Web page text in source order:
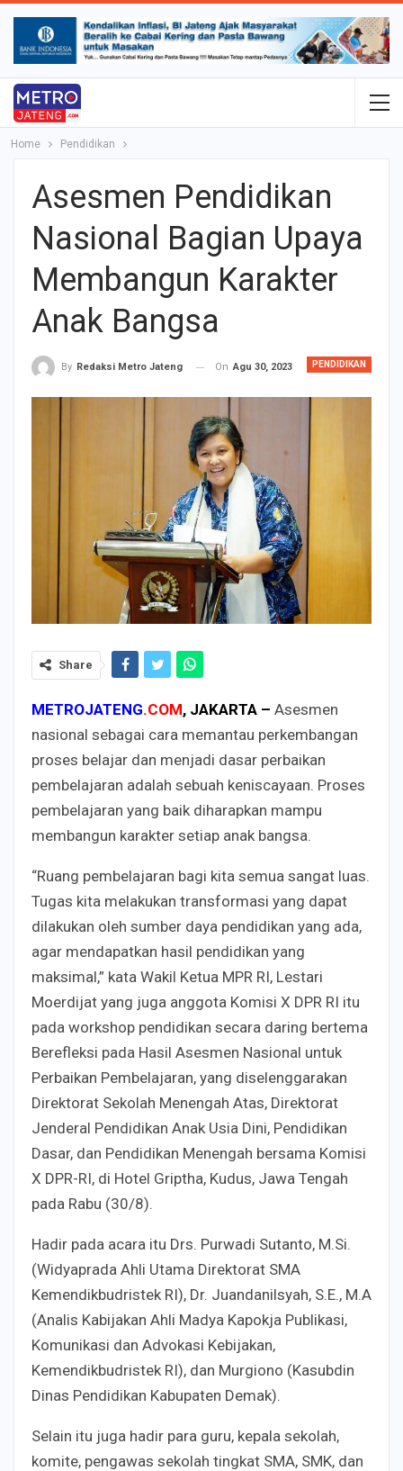
Home Pendidikan
Asesmen Pendidikan
Nasional Bagian Upaya
Membangun Karakter
Anak Bangsa
PENDIDIKAN
By Redaksi Metro Jateng On Agu 30, 2023
Share
METROJATENG.COM, JAKARTA – Asesmen
nasional sebagai cara memantau perkembangan
proses belajar dan menjadi dasar perbaikan
pembelajaran adalah sebuah keniscayaan. Proses
pembelajaran yang baik diharapkan mampu
membangun karakter setiap anak bangsa.
“Ruang pembelajaran bagi kita semua sangat luas.
Tugas kita melakukan transformasi yang dapat
dilakukan oleh sumber daya pendidikan yang ada,
agar mendapatkan hasil pendidikan yang
maksimal,” kata Wakil Ketua MPR RI, Lestari
Moerdijat yang juga anggota Komisi X DPR RI itu
pada workshop pendidikan secara daring bertema
Berefleksi pada Hasil Asesmen Nasional untuk
Perbaikan Pembelajaran, yang diselenggarakan
Direktorat Sekolah Menengah Atas, Direktorat
Jenderal Pendidikan Anak Usia Dini, Pendidikan
Dasar, dan Pendidikan Menengah bersama Komisi
X DPR-RI, di Hotel Griptha, Kudus, Jawa Tengah
pada Rabu (30/8).
Hadir pada acara itu Drs. Purwadi Sutanto, M.Si.
(Widyaprada Ahli Utama Direktorat SMA
Kemendikbudristek RI), Dr. Juandanilsyah, S.E., M.A
(Analis Kabijakan Ahli Madya Kapokja Publikasi,
Komunikasi dan Advokasi Kebijakan,
Kemendikbudristek RI), dan Murgiono (Kasubdin
Dinas Pendidikan Kabupaten Demak).
Selain itu juga hadir para guru, kepala sekolah,
komite, pengawas sekolah tingkat SMA, SMK, dan